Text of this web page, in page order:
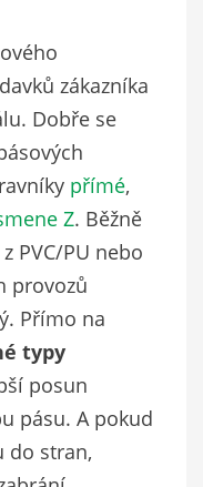
zákazníka
Dobře se
přímé,
Z. Běžně
PVC/PU nebo
provozů
Přímo na
typy
posun
pásu. A pokud
do stran,